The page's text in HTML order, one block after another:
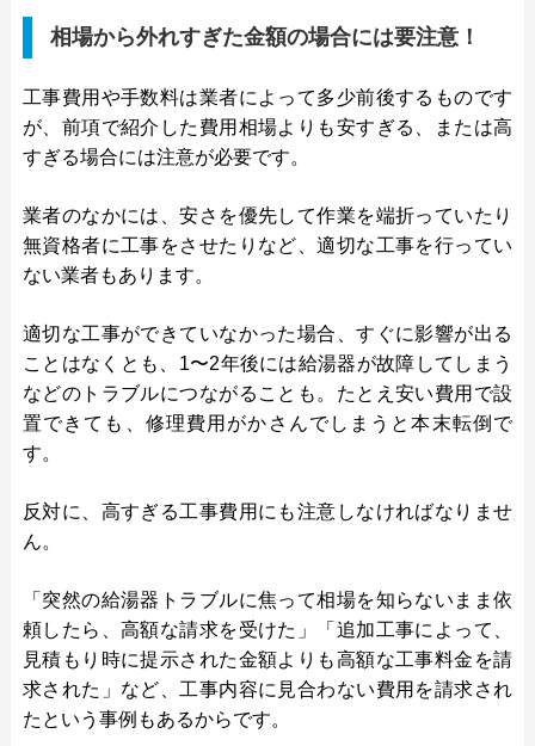
相場から外れすぎた金額の場合には要注意！
工事費用や手数料は業者によって多少前後するものです
が、前項で紹介した費用相場よりも安すぎる、または高
すぎる場合には注意が必要です。
業者のなかには、安さを優先して作業を端折っていたり
無資格者に工事をさせたりなど、適切な工事を行ってい
ない業者もあります。
適切な工事ができていなかった場合、すぐに影響が出る
ことはなくとも、1〜2年後には給湯器が故障してしまう
などのトラブルにつながることも。たとえ安い費用で設
置できても、修理費用がかさんでしまうと本末転倒で
す。
反対に、高すぎる工事費用にも注意しなければなりませ
ん。
「突然の給湯器トラブルに焦って相場を知らないまま依
頼したら、高額な請求を受けた」「追加工事によって、
見積もり時に提示された金額よりも高額な工事料金を請
求された」など、工事内容に見合わない費用を請求され
たという事例もあるからです。